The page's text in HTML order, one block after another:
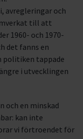
avregleringar och
till att
1960- och 1970-
det fanns en
politiken tappade
i utvecklingen
och en minskad
kan inte
vi förtroendet för